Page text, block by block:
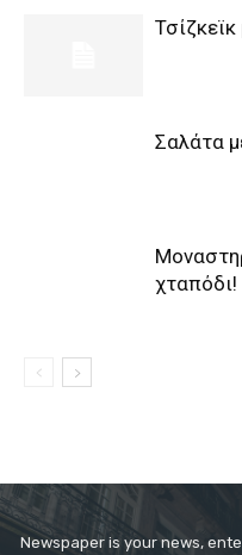
Σαλάτα
χταπόδι!
Newspaper is your news,